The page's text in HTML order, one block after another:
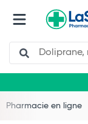
Search
Pharmacie en ligne